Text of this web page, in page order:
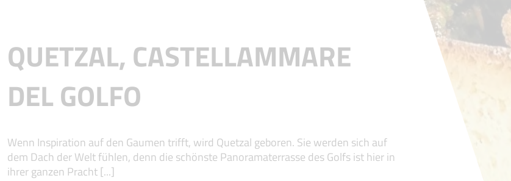
QUETZAL, CASTELLAMMARE
DEL GOLFO
Wenn Inspiration auf den Gaumen trifft, wird Quetzal geboren. Sie werden sich auf
dem Dach der Welt fühlen, denn die schönste Panoramaterrasse des Golfs ist hier in
ihrer ganzen Pracht [...]